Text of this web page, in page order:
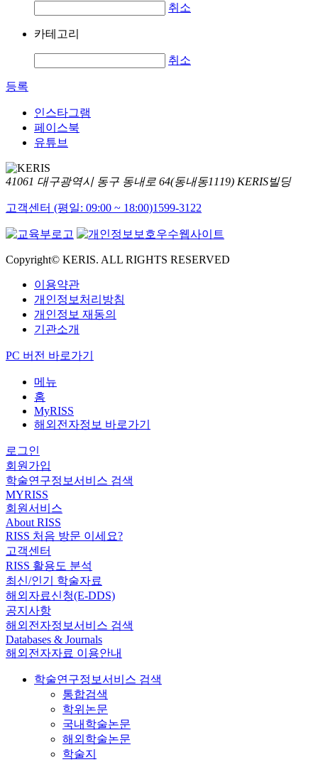
취소
카테고리
취소
등록
인스타그램
페이스북
유튜브
41061 대구광역시 동구 동내로 64(동내동1119) KERIS빌딩
고객센터 (평일: 09:00 ~ 18:00)1599-3122
Copyright© KERIS. ALL RIGHTS RESERVED
이용약관
개인정보처리방침
개인정보 재동의
기관소개
PC 버전 바로가기
메뉴
홈
MyRISS
해외전자정보 바로가기
로그인
회원가입
학술연구정보서비스 검색
MYRISS
회원서비스
About RISS
RISS 처음 방문 이세요?
고객센터
RISS 활용도 분석
최신/인기 학술자료
해외자료신청(E-DDS)
공지사항
해외전자정보서비스 검색
Databases & Journals
해외전자자료 이용안내
학술연구정보서비스 검색
통합검색
학위논문
국내학술논문
해외학술논문
학술지